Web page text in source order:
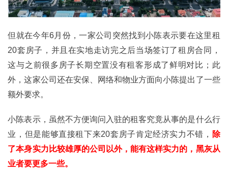
但就在今年6月份，一家公司突然找到小陈表示要在这里租
20套房子，并且在实地走访完之后当场签订了租房合同，
这与之前很多房子长期空置没有租客形成了鲜明对比；此
外，这家公司还在安保、网络和物业方面向小陈提出了一些
额外要求。
小陈表示，虽然不方便询问入驻的租客究竟从事的是什么行
业，但是能够直接租下来20套房子肯定经济实力不错， 除
了本身实力比较雄厚的公司以外，能有这样实力的，黑灰从
业者要更多一些。